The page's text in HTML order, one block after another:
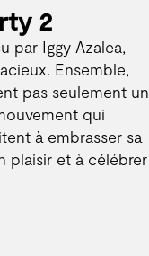
2
par Iggy Azalea,
Ensemble,
pas seulement un
qui
à embrasser sa
plaisir et à célébrer